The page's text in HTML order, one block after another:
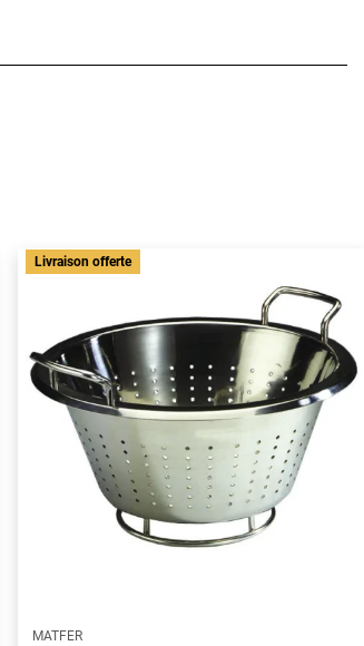
MATFER
Livraison offerte